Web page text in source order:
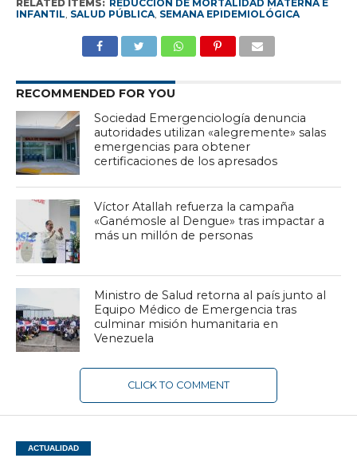
RELATED ITEMS: REDUCCIÓN DE MORTALIDAD MATERNA E
INFANTIL SALUD PÚBLICA, SEMANA EPIDEMIOLÓGICA
RECOMMENDED FOR YOU
Sociedad Emergenciología denuncia
autoridades utilizan «alegremente» salas
emergencias para obtener
certificaciones de los apresados
Víctor Atallah refuerza la campaña
«Ganémosle al Dengue» tras impactar a
más un millón de personas
Ministro de Salud retorna al país junto al
Equipo Médico de Emergencia tras
culminar misión humanitaria en
Venezuela
CLICK TO COMMENT
ACTUALIDAD